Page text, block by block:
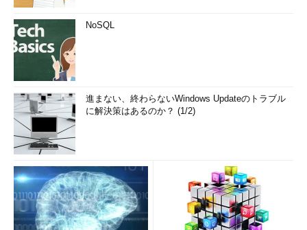
NoSQL
進まない、終わらないWindows Updateのトラブル
に解決策はあるのか？ (1/2)